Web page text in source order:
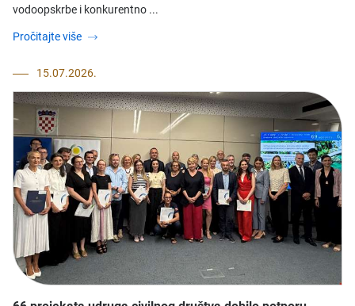
vodoopskrbe i konkurentno ...
Pročitajte više
15.07.2026.